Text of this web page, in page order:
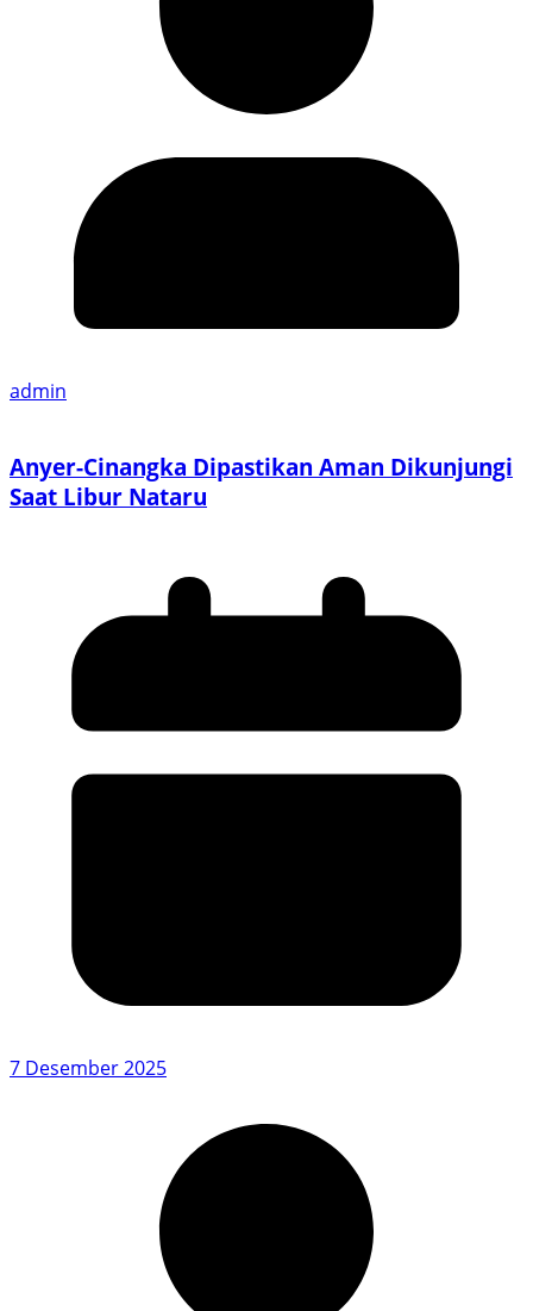
admin
Anyer-Cinangka Dipastikan Aman Dikunjungi
Saat Libur Nataru
7 Desember 2025